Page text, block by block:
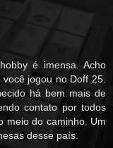
é imensa. Acho
jogou no Doff 25.
há bem mais de
contato por todos
meio do caminho. Um
desse país.